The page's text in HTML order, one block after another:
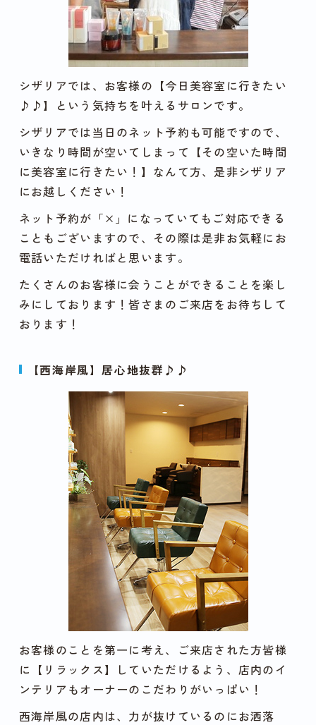
シザリアでは、お客様の【今日美容室に行きたい
♪♪】という気持ちを叶えるサロンです。
シザリアでは当日のネット予約も可能ですので、
いきなり時間が空いてしまって【その空いた時間
に美容室に行きたい！】なんて方、是非シザリア
にお越しください！
ネット予約が「×」になっていてもご対応できる
こともございますので、その際は是非お気軽にお
電話いただければと思います。
たくさんのお客様に会うことができることを楽し
みにしております！皆さまのご来店をお待ちして
おります！
【西海岸風】居心地抜群♪♪
お客様のことを第一に考え、ご来店された方皆様
に【リラックス】していただけるよう、店内のイ
ンテリアもオーナーのこだわりがいっぱい！
西海岸風の店内は、力が抜けているのにお洒落